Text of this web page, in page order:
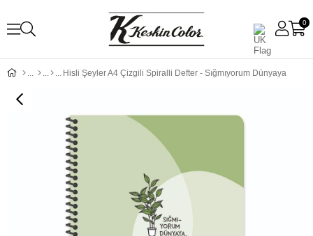
0
Hisli Şeyler A4 Çizgili Spiralli Defter - Sığmıyorum Dünyaya